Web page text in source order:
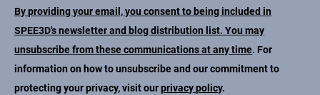
By providing your email, you consent to being included in
SPEE3D's newsletter and blog distribution list. You may
unsubscribe from these communications at any time. For
information on how to unsubscribe and our commitment to
protecting your privacy, visit ourprivacy policy.